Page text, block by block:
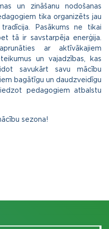
un zināšanu nodošanas
tika organizēts jau
Pasākums ne tikai
tā ir savstarpēja enerģija.
ar aktīvākajiem
un vajadzības, kas
savukārt savu mācību
bagātīgu un daudzveidīgu
pedagogiem atbalstu
sezona!